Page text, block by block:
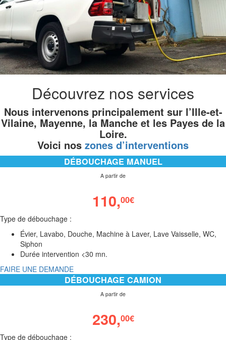
Découvrez nos services
Nous intervenons principalement sur l’Ille-et-
Vilaine, Mayenne, la Manche et les Payes de la
Loire.
Voici nos zones d’interventions
DÉBOUCHAGE MANUEL
A partir de
110,00€
Type de débouchage :
Évier, Lavabo, Douche, Machine à Laver, Lave Vaisselle, WC,
Siphon
Durée intervention <30 mn.
FAIRE UNE DEMANDE
DÉBOUCHAGE CAMION
A partir de
230,00€
Type de débouchage :